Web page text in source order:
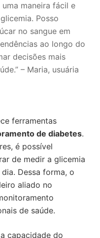
maneira fácil e
Posso
no sangue em
ao longo do
decisões mais
– Maria, usuária
ferramentas
de diabetes.
é possível
de medir a glicemia
Dessa forma, o
aliado no
de saúde.
capacidade do